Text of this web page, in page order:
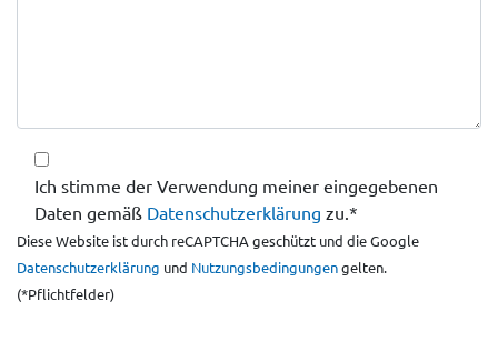
Ich stimme der Verwendung meiner eingegebenen
Daten gemäß Datenschutzerklärung zu.*
Diese Website ist durch reCAPTCHA geschützt und die Google
Datenschutzerklärung und Nutzungsbedingungen gelten.
(*Pflichtfelder)